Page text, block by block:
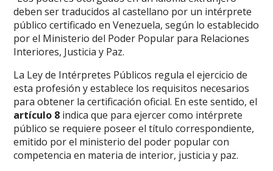
deben ser traducidos al castellano por un intérprete
público certificado en Venezuela, según lo establecido
por el Ministerio del Poder Popular para Relaciones
Interiores, Justicia y Paz.
La Ley de Intérpretes Públicos regula el ejercicio de
esta profesión y establece los requisitos necesarios
para obtener la certificación oficial. En este sentido, el
artículo 8 indica que para ejercer como intérprete
público se requiere poseer el título correspondiente,
emitido por el ministerio del poder popular con
competencia en materia de interior, justicia y paz.